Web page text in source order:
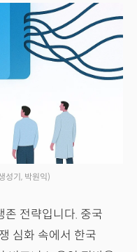
성기, 박원익)
존 전략입니다. 중국
심화 속에서 한국